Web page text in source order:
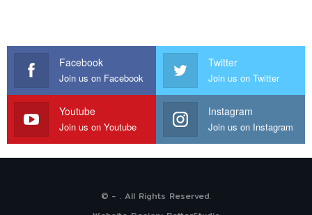
Facebook
Join us on Facebook
Twitter
Join us on Twitter
Youtube
Join us on Youtube
Instagram
Join us on Instagram
© - . All Rights Reserved.